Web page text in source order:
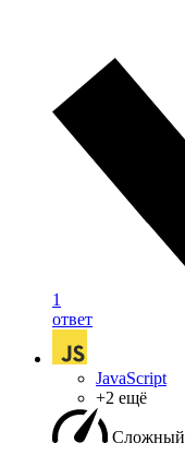
1
ответ
JavaScript
+2 ещё
Сложный